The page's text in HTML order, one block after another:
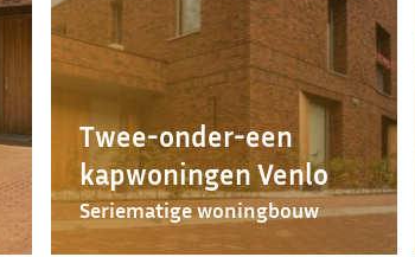
Twee-onder-een
kapwoningen Venlo
Seriematige woningbouw